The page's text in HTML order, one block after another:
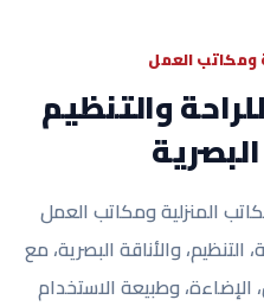
ومكاتب العمل
والتنظيم
المنزلية ومكاتب العمل
والأناقة البصرية، مع
الإضاءة، وطبيعة الاستخدام